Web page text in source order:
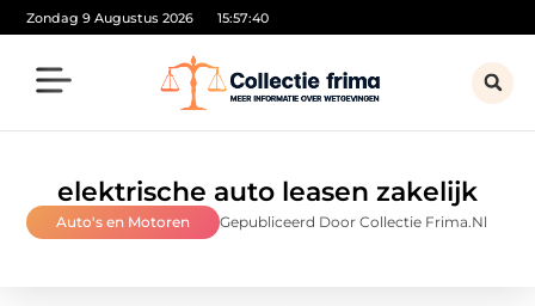
Zondag 9 Augustus 2026 15:57:41
elektrische auto leasen zakelijk
Auto's en Motoren Gepubliceerd Door Collectie Frima.nl